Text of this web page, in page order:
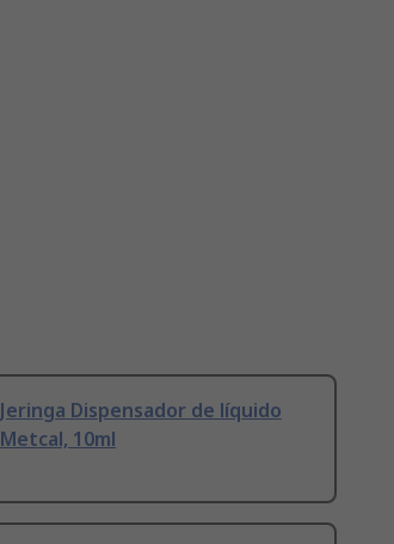
Jeringa Dispensador de líquido
Metcal, 10ml